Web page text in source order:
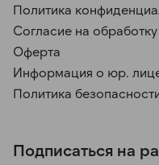
Политика
Согласие на
Оферта
Информация о юр.
Политика
Подписаться на